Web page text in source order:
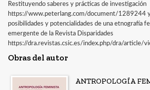
Restituyendo saberes y prácticas de investigación
https://www.peterlang.com/document/1289244
posibilidades y potencialidades de una etnografía
emergente de la Revista Disparidades
https://dra.revistas.csic.es/index.php/dra/article/
Obras del autor
ANTROPOLOGÍA